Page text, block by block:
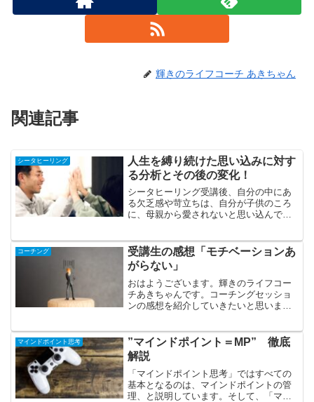
輝きのライフコーチ あきちゃん
関連記事
シータヒーリング
人生を縛り続けた思い込みに対す
る分析とその後の変化！
シータヒーリング受講後、自分の中にあ
る欠乏感や苛立ちは、自分が子供のころ
に、母親から愛されないと思い込んでい
「長女に対する謝罪の気持ち」による解
放について、その微妙な違い...
コーチング
受講生の感想「モチベーションあ
がらない」
おはようございます。輝きのライフコー
チあきちゃんです。コーチングセッショ
ンの感想を紹介していきたいと思いま
事のモチベーションが低いお名前 とく
さんご職業 製造業年齢 ...
マインドポイント思考
”マインドポイント＝MP” 徹底
解説
「マインドポイント思考」ではすべての
基本となるのは、マインドポイントの管
理、と説明しています。そして、「マイ